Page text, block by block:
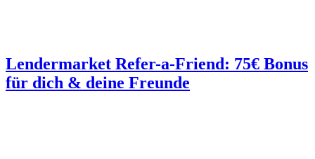
Lendermarket Refer-a-Friend: 75€ Bonus
für dich & deine Freunde